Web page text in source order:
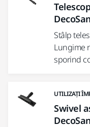
Stâlp
Lungime
sporind
UTILIZAȚI
Swivel